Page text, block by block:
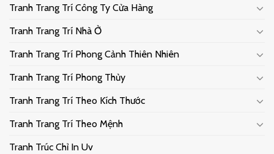
Tranh Trang Trí Công Ty Cửa Hàng
Tranh Trang Trí Nhà Ở
Tranh Trang Trí Phong Cảnh Thiên Nhiên
Tranh Trang Trí Phong Thủy
Tranh Trang Trí Theo Kích Thước
Tranh Trang Trí Theo Mệnh
Tranh Trúc Chỉ In Uv